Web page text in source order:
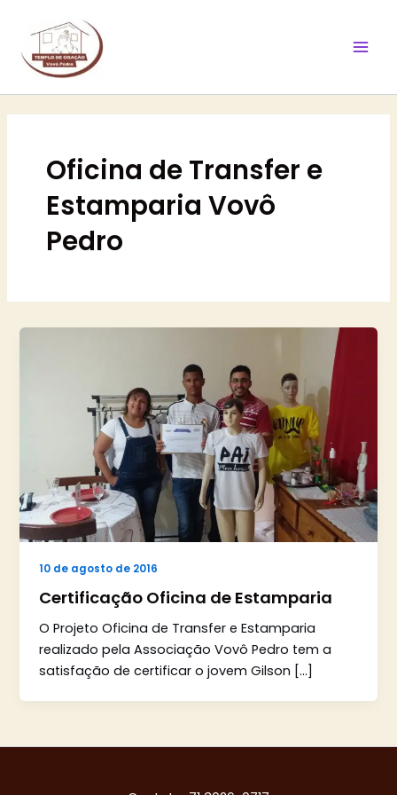
conteúdo
Oficina de Transfer e
Estamparia Vovô
Pedro
10 de agosto de 2016
Certificação Oficina de Estamparia
O Projeto Oficina de Transfer e Estamparia
realizado pela Associação Vovô Pedro tem a
satisfação de certificar o jovem Gilson […]